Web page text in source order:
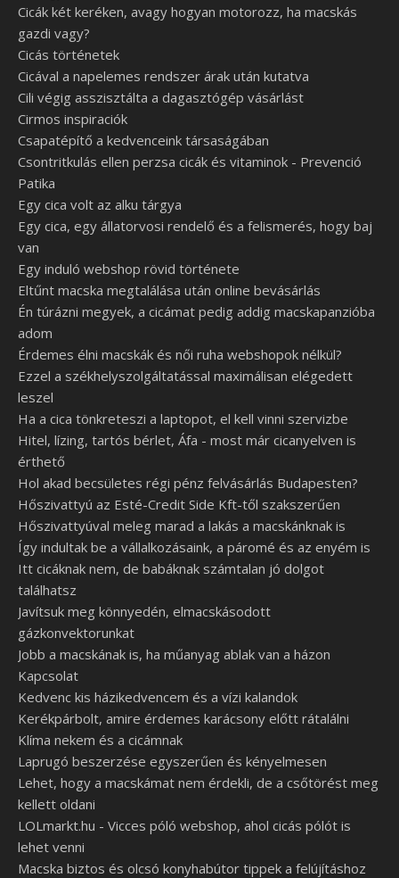
Cicák két keréken, avagy hogyan motorozz, ha macskás
gazdi vagy?
Cicás történetek
Cicával a napelemes rendszer árak után kutatva
Cili végig asszisztálta a dagasztógép vásárlást
Cirmos inspiraciók
Csapatépítő a kedvenceink társaságában
Csontritkulás ellen perzsa cicák és vitaminok - Prevenció
Patika
Egy cica volt az alku tárgya
Egy cica, egy állatorvosi rendelő és a felismerés, hogy baj
van
Egy induló webshop rövid története
Eltűnt macska megtalálása után online bevásárlás
Én túrázni megyek, a cicámat pedig addig macskapanzióba
adom
Érdemes élni macskák és női ruha webshopok nélkül?
Ezzel a székhelyszolgáltatással maximálisan elégedett
leszel
Ha a cica tönkreteszi a laptopot, el kell vinni szervizbe
Hitel, lízing, tartós bérlet, Áfa - most már cicanyelven is
érthető
Hol akad becsületes régi pénz felvásárlás Budapesten?
Hőszivattyú az Esté-Credit Side Kft-től szakszerűen
Hőszivattyúval meleg marad a lakás a macskánknak is
Így indultak be a vállalkozásaink, a páromé és az enyém is
Itt cicáknak nem, de babáknak számtalan jó dolgot
találhatsz
Javítsuk meg könnyedén, elmacskásodott
gázkonvektorunkat
Jobb a macskának is, ha műanyag ablak van a házon
Kapcsolat
Kedvenc kis házikedvencem és a vízi kalandok
Kerékpárbolt, amire érdemes karácsony előtt rátalálni
Klíma nekem és a cicámnak
Laprugó beszerzése egyszerűen és kényelmesen
Lehet, hogy a macskámat nem érdekli, de a csőtörést meg
kellett oldani
LOLmarkt.hu - Vicces póló webshop, ahol cicás pólót is
lehet venni
Macska biztos és olcsó konyhabútor tippek a felújításhoz